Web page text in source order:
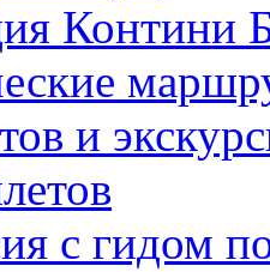
Контини
и
с гидом